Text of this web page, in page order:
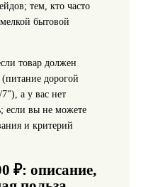
тем, кто часто
бытовой
товар должен
дорогой
а у вас нет
если вы не можете
и критерий
₽: описание,